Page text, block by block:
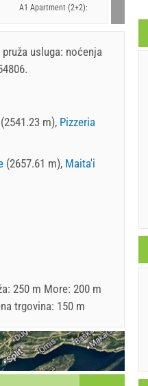
A1 Apartment (2+2):
usluga: noćenja
(2541.23 m), Pizzeria
(2657.61 m), Maita'i
250 m More: 200 m
trgovina: 150 m